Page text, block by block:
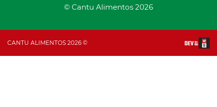
© Cantu Alimentos 2026
CANTU ALIMENTOS 2026 ©